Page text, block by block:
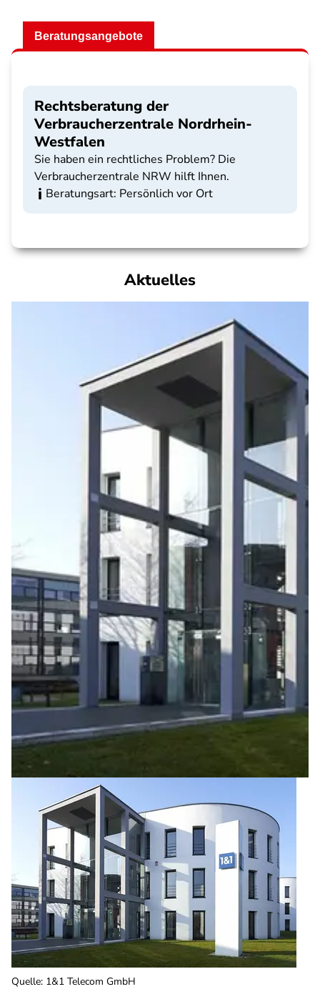
Beratungsangebote
Rechtsberatung der
Verbraucherzentrale Nordrhein-
Westfalen
Sie haben ein rechtliches Problem? Die
Verbraucherzentrale NRW hilft Ihnen.
Beratungsart: Persönlich vor Ort
Aktuelles
Quelle: 1&1 Telecom GmbH